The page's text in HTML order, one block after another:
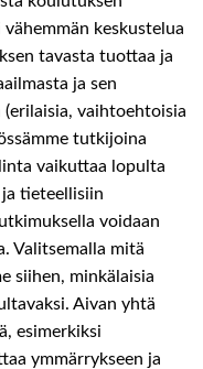
keskustelua
tavasta tuottaa ja
ja sen
(erilaisia, vaihtoehtoisia
tutkijoina
vaikuttaa lopulta
tieteellisiin
voidaan
Valitsemalla mitä
siihen, minkälaisia
Aivan yhtä
esimerkiksi
ymmärrykseen ja